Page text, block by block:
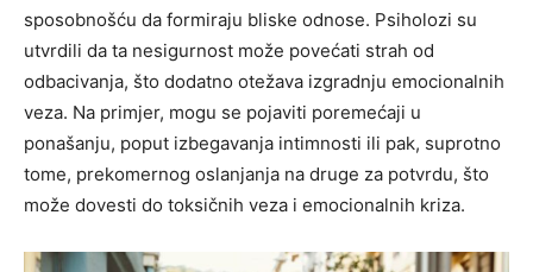
sposobnošću da formiraju bliske odnose. Psiholozi su
utvrdili da ta nesigurnost može povećati strah od
odbacivanja, što dodatno otežava izgradnju emocionalnih
veza. Na primjer, mogu se pojaviti poremećaji u
ponašanju, poput izbegavanja intimnosti ili pak, suprotno
tome, prekomernog oslanjanja na druge za potvrdu, što
može dovesti do toksičnih veza i emocionalnih kriza.